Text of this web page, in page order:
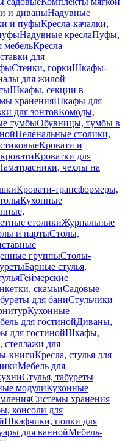
и диваныНадувные
и пуфыКресла-качалки,
Надувные креслаПуфы,
мебельКресла
для
Стенки, горкиШкафы-
для жилой
Шкафы, секции в
храненияШкафы для
для зонтовКомоды,
тумбыОбувницы, тумбы в
Пеленальные столики,
Кровати и
Кроватки для
чехлы на
Кровати-трансформеры,
Кухонные
столикиЖурнальные
и партыСтолы,
группыСтолы-
Барные стулья,
Геймерские
скамьиСадовые
для баниСтульчики
Кухонные
для гостинойДиваны,
для гостинойШкафы,
стеллажи для
книгиКресла, стулья для
Мебель для
Стулья, табуреты
модулиКухонные
Системы хранения
консоли для
Шкафчики, полки для
для ваннойМебель-